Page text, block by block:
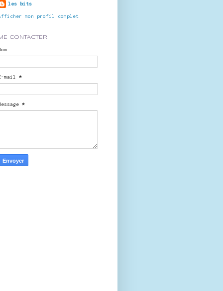
les bits
mon profil complet
CONTACTER
mail *
*